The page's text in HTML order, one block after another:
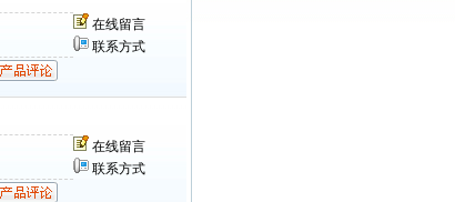
在线留言
联系方式
在线留言
联系方式